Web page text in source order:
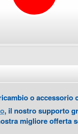
o accessorio
, il nostro supporto
migliore offerta